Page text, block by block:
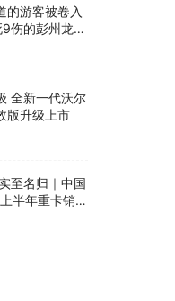
的游客被卷入
伤的彭州龙漕
”网红打卡地
全新一代沃尔
版升级上市
至名归｜中国
半年重卡销
稳居行业第一